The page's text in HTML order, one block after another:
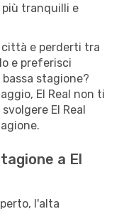
tranquilli e
e perderti tra
e preferisci
stagione?
El Real non ti
El Real
a El
l'alta